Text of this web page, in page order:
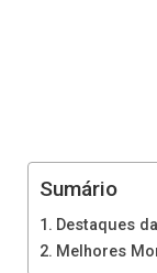
Sumário
Destaques
Melhores